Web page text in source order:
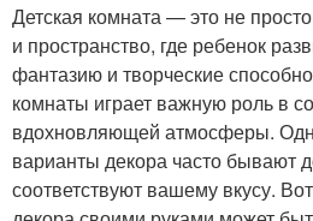
Детская комната — это не
и пространство, где ребенок
фантазию и творческие
комнаты играет важную роль в
вдохновляющей атмосферы.
варианты декора часто бывают
соответствуют вашему вкусу.